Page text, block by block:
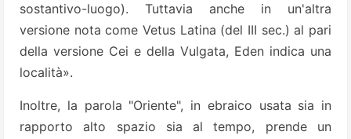
sostantivo-luogo). Tuttavia anche in un'altra
versione nota come Vetus Latina (del III sec.) al pari
della versione Cei e della Vulgata, Eden indica una
località».
Inoltre, la parola "Oriente", in ebraico usata sia in
rapporto alto spazio sia al tempo, prende un